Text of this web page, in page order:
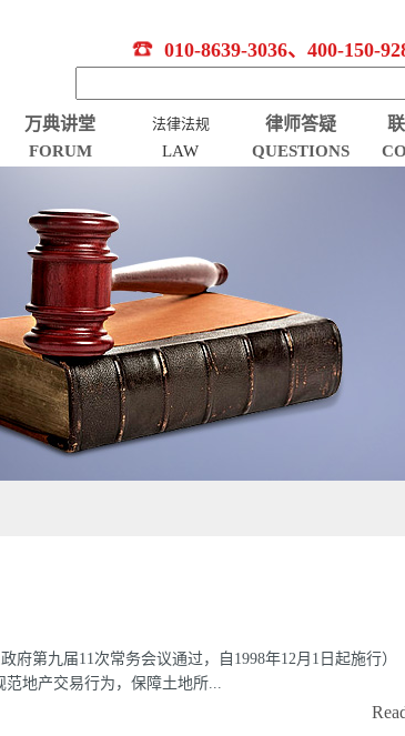
010-8639-3036、400-150-
万典讲堂
FORUM
法律法规
LAW
律师答疑
QUESTIONS
府第九届11次常务会议通过，自1998年12月1日起施行
地产交易行为，保障土地所...